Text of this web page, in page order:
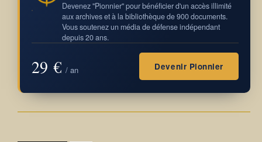
Devenez "Pionnier" pour bénéficier d'un accès illimité
aux archives et à la bibliothèque de 900 documents.
Vous soutenez un média de défense indépendant
depuis 20 ans.
29 € / an Devenir Pionnier